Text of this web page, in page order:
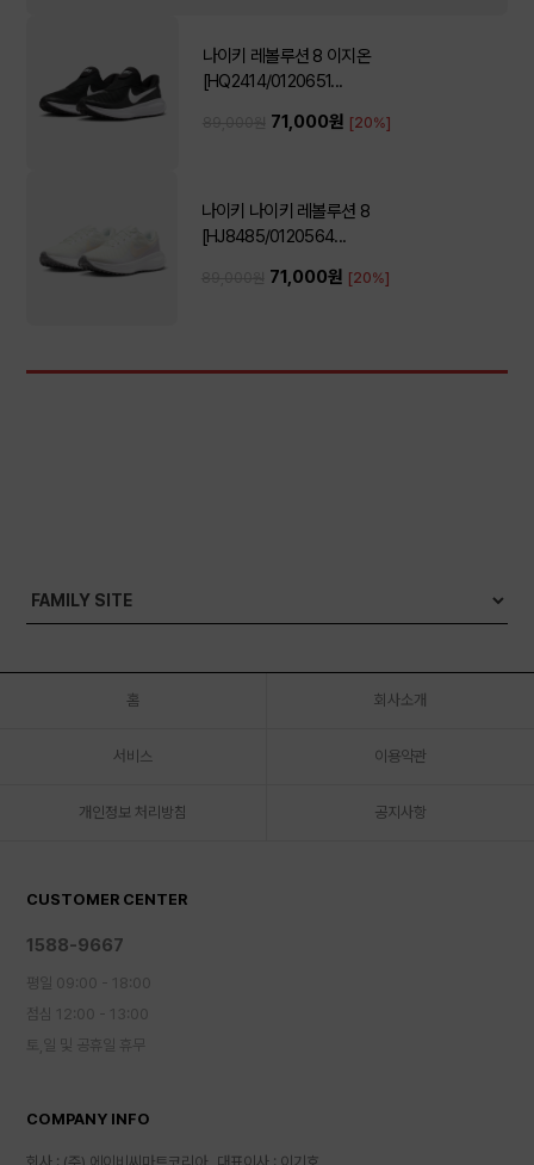
나이키 레볼루션 8 이지온
[HQ2414/0120651...
71,000원 [20%]
나이키 나이키 레볼루션 8
[HJ8485/0120564...
71,000원 [20%]
홈 회사소개
서비스 이용약관
개인정보 처리방침 공지사항
CUSTOMER CENTER
1588-9667
평일 09:00 - 18:00
점심 12:00 - 13:00
토,일 및 공휴일 휴무
COMPANY INFO